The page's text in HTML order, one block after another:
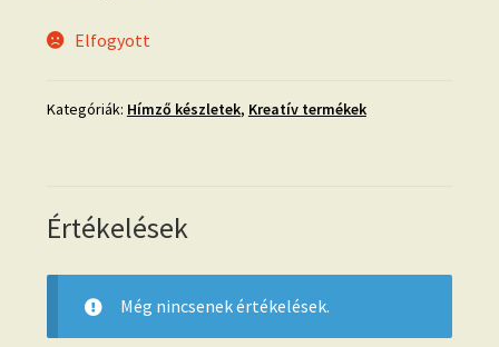
Elfogyott
Kategóriák: Hímző készletek, Kreatív termékek
Értékelések
Még nincsenek értékelések.